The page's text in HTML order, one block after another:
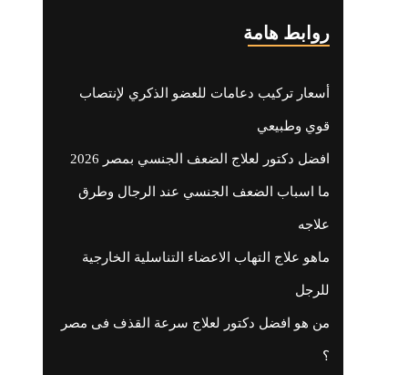
روابط هامة
أسعار تركيب دعامات للعضو الذكري لإنتصاب
قوي وطبيعي
افضل دكتور لعلاج الضعف الجنسي بمصر 2026
ما اسباب الضعف الجنسي عند الرجال وطرق
علاجه
ماهو علاج التهاب الاعضاء التناسلية الخارجية
للرجل
من هو افضل دكتور لعلاج سرعة القذف فى مصر
؟